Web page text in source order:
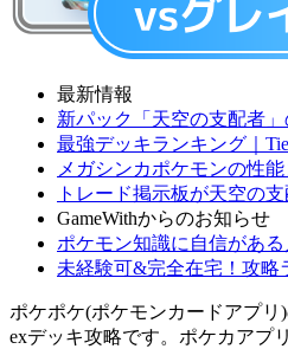
最新情報
新パック「天空の支配者
最強デッキランキング｜
メガシンカポケモンの性
トレード掲示板が天空の
GameWithからのお知らせ
ポケモン知識に自信があ
未経験可&完全在宅！攻略
ポケポケ(ポケモンカードアプ
exデッキ攻略です。ポケカアプ